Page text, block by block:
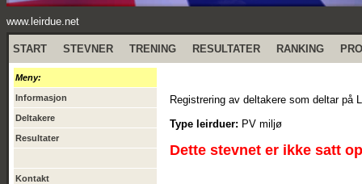
www.leirdue.net
START STEVNER TRENING RESULTATER RANKING
Meny:
Informasjon
Deltakere
Resultater
Kontakt
Registrering av deltakere som deltar på
Type leirduer: PV miljø
Dette stevnet er ikke satt